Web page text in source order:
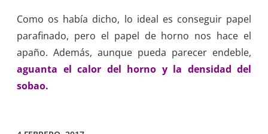
Como os había dicho, lo ideal es conseguir papel
parafinado, pero el papel de horno nos hace el
apaño. Además, aunque pueda parecer endeble,
aguanta el calor del horno y la densidad del
sobao.